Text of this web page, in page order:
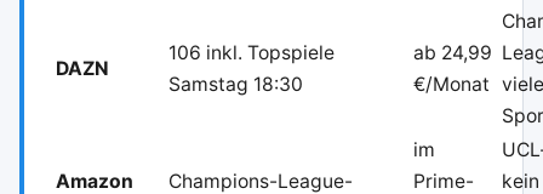
DAZN
106 inkl. Topspiele
Samstag 18:30
ab 24,99
€/Monat viele
Amazon
Champions-League-
im
Prime-
kein